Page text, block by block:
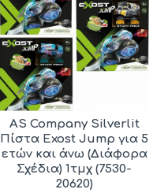
AS Company Silverlit
Πίστα Exost Jump για 5
ετών και άνω (Διάφορα
Σχέδια) 1τμχ (7530-
20620)